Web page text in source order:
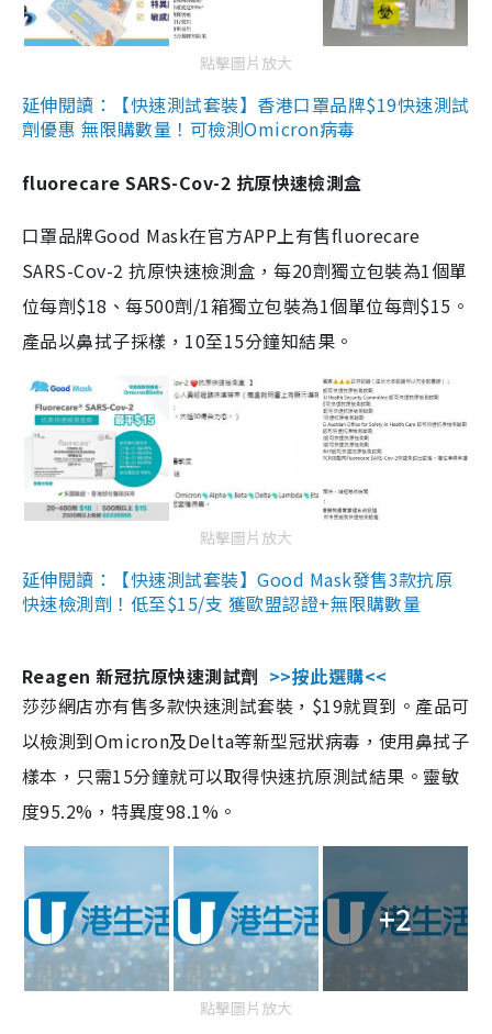
點擊圖片放大
延伸閱讀：【快速測試套裝】香港口罩品牌$19快速測試
劑優惠 無限購數量！可檢測Omicron病毒
fluorecare SARS-Cov-2 抗原快速檢測盒
口罩品牌Good Mask在官方APP上有售fluorecare
SARS-Cov-2 抗原快速檢測盒，每20劑獨立包裝為1個單
位每劑$18、每500劑/1箱獨立包裝為1個單位每劑$15。
產品以鼻拭子採樣，10至15分鐘知結果。
點擊圖片放大
延伸閱讀：【快速測試套裝】Good Mask發售3款抗原
快速檢測劑！低至$15/支 獲歐盟認證+無限購數量
Reagen 新冠抗原快速測試劑 >>按此選購<<
莎莎網店亦有售多款快速測試套裝，$19就買到。產品可
以檢測到Omicron及Delta等新型冠狀病毒，使用鼻拭子
樣本，只需15分鐘就可以取得快速抗原測試結果。靈敏
度95.2%，特異度98.1%。
+2
點擊圖片放大